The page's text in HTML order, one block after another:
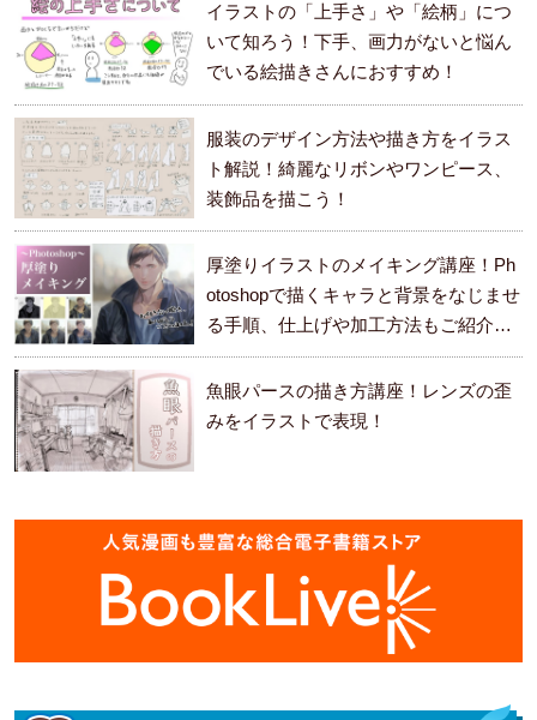
イラストの「上手さ」や「絵柄」につ
いて知ろう！下手、画力がないと悩ん
でいる絵描きさんにおすすめ！
服装のデザイン方法や描き方をイラス
ト解説！綺麗なリボンやワンピース、
装飾品を描こう！
厚塗りイラストのメイキング講座！Ph
otoshopで描くキャラと背景をなじませ
る手順、仕上げや加工方法もご紹介し
ます。
魚眼パースの描き方講座！レンズの歪
みをイラストで表現！